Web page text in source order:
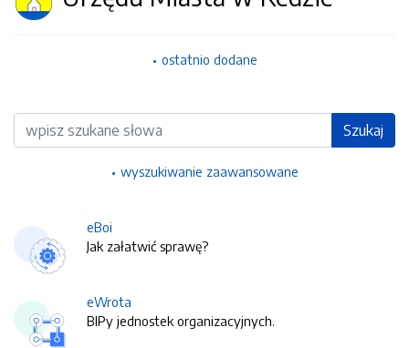
ostatnio dodane
Wyszukiwarka Szukaj
wyszukiwanie zaawansowane
eBoi
Jak załatwić sprawę?
eWrota
BIPy jednostek organizacyjnych.